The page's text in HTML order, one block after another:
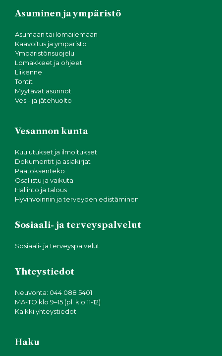
Asuminen ja ympäristö
Asumaan tai lomailemaan
Kaavoitus ja ympäristö
Ympäristönsuojelu
Lomakkeet ja ohjeet
Liikenne
Tontit
Myytävät asunnot
Vesi- ja jätehuolto
Vesannon kunta
Kuulutukset ja ilmoitukset
Dokumentit ja asiakirjat
Päätöksenteko
Osallistu ja vaikuta
Hallinto ja talous
Hyvinvoinnin ja terveyden edistäminen
Sosiaali- ja terveyspalvelut
Sosiaali- ja terveyspalvelut
Yhteystiedot
Neuvonta: 044 088 5401
MA-TO klo 9–15 (pl. klo 11-12)
Kaikki yhteystiedot
Haku